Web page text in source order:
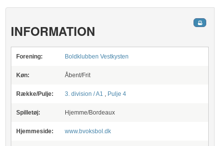
INFORMATION
Forening: Boldklubben Vestkysten
Køn: Åbent/Frit
Række/Pulje: 3. division / A1 , Pulje 4
Spilletøj: Hjemme/Bordeaux
Hjemmeside: www.bvoksbol.dk